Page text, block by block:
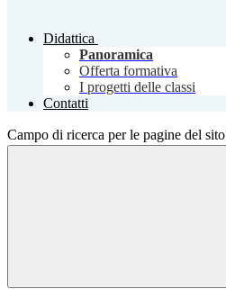
Didattica
Panoramica
Offerta formativa
I progetti delle classi
Contatti
Campo di ricerca per le pagine del sito